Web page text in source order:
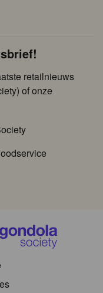
retailnieuws
of onze